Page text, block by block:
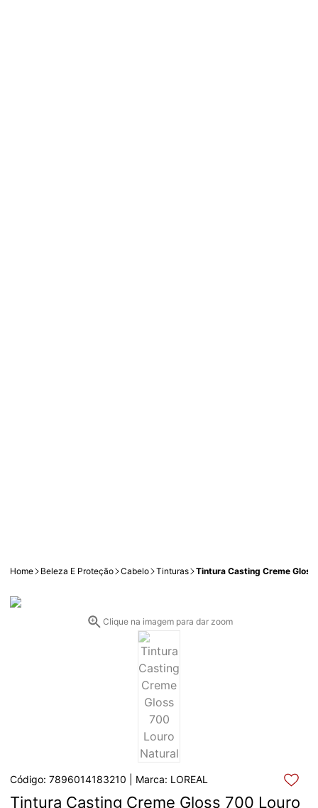
Home Beleza E Proteção Cabelo Tinturas Tintura Casting Creme
Clique na imagem para dar zoom
Código: 7896014183210 | Marca: LOREAL
Tintura Casting Creme Gloss 700 Louro